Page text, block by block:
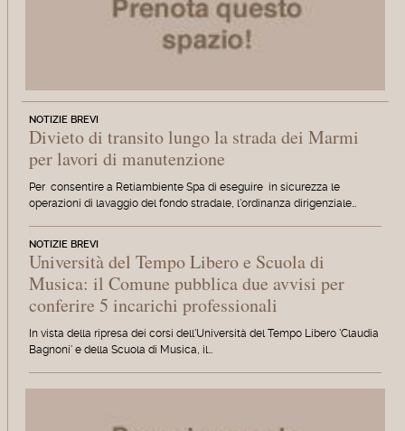
NOTIZIE BREVI
Divieto di transito lungo la strada dei Marmi
per lavori di manutenzione
Per consentire a Retiambiente Spa di eseguire in sicurezza le
operazioni di lavaggio del fondo stradale, l'ordinanza dirigenziale…
NOTIZIE BREVI
Università del Tempo Libero e Scuola di
Musica: il Comune pubblica due avvisi per
conferire 5 incarichi professionali
In vista della ripresa dei corsi dell'Università del Tempo Libero 'Claudia
Bagnoni' e della Scuola di Musica, il…